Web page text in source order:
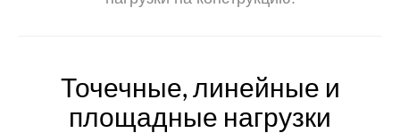
Точечные, линейные и
площадные нагрузки